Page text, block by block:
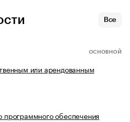
Все
ОСНОВНОЙ
или арендованным
программного обеспечения